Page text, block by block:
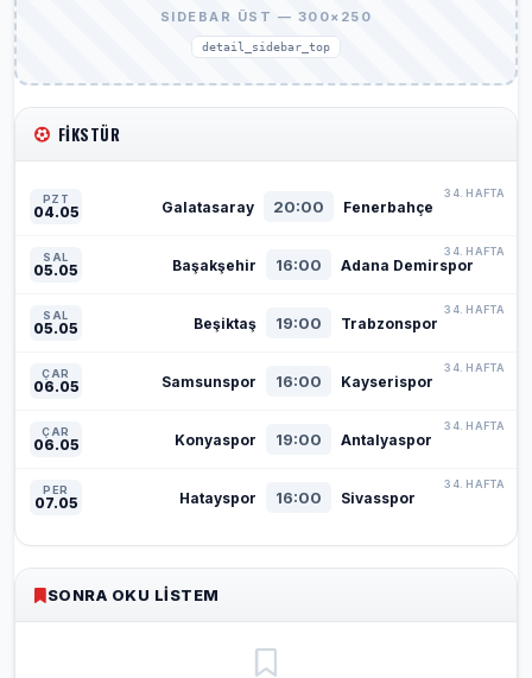
SIDEBAR ÜST — 300×250
detail_sidebar_top
FIKSTÜR
PZT
04.05 Galatasaray 20:00 Fenerbahçe
34. HAFTA
SAL
05.05 Başakşehir 16:00 Adana Demirspor
34. HAFTA
SAL
05.05 Beşiktaş 19:00 Trabzonspor
34. HAFTA
ÇAR
06.05 Samsunspor 16:00 Kayserispor
34. HAFTA
ÇAR
06.05 Konyaspor 19:00 Antalyaspor
34. HAFTA
PER
07.05 Hatayspor 16:00 Sivasspor
34. HAFTA
SONRA OKU LISTEM